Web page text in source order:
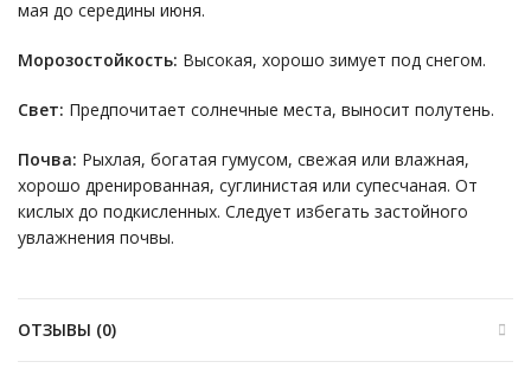
мая до середины июня.
Морозостойкость: Высокая, хорошо зимует под снегом.
Свет: Предпочитает солнечные места, выносит полутень.
Почва: Рыхлая, богатая гумусом, свежая или влажная,
хорошо дренированная, суглинистая или супесчаная. От
кислых до подкисленных. Следует избегать застойного
увлажнения почвы.
ОТЗЫВЫ (0)